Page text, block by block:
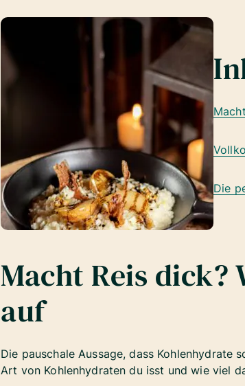
Die
Macht Reis
auf
Die pauschale Aussage, dass Kohlenhydrate
Art von Kohlenhydraten du isst und wie viel